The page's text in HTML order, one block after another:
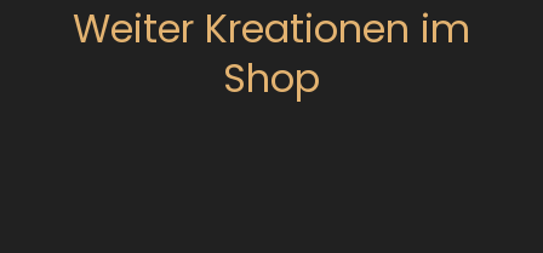
Weiter Kreationen im
Shop